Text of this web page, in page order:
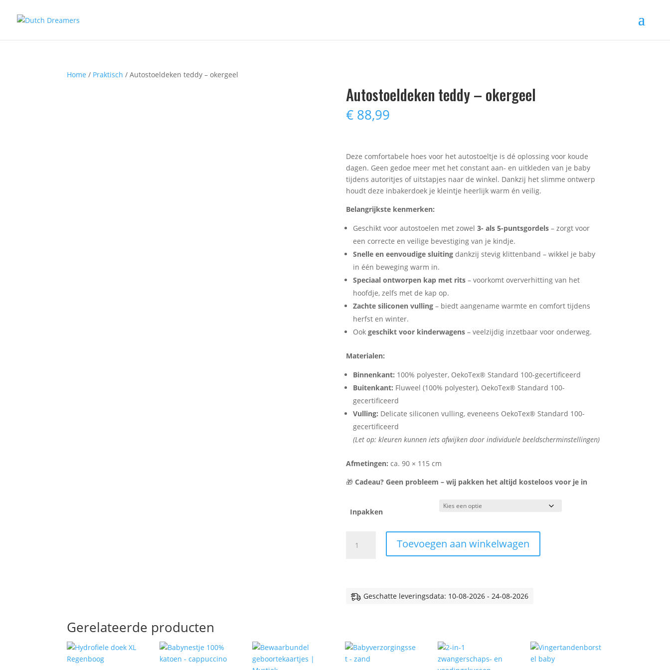
Home / Praktisch / Autostoeldeken teddy – okergeel
Autostoeldeken teddy – okergeel
€88,99
Deze comfortabele hoes voor het autostoeltje is dé oplossing voor koude
dagen. Geen gedoe meer met het constant aan- en uitkleden van je baby
tijdens autoritjes of uitstapjes naar de winkel. Dankzij het slimme ontwerp
houdt deze inbakerdoek je kleintje heerlijk warm én veilig.
Belangrijkste kenmerken:
Geschikt voor autostoelen met zowel 3- als 5-puntsgordels– zorgt voor
een correcte en veilige bevestiging van je kindje.
Snelle en eenvoudige sluitingdankzij stevig klittenband – wikkel je baby
in één beweging warm in.
Speciaal ontworpen kap met rits– voorkomt oververhitting van het
hoofdje, zelfs met de kap op.
Zachte siliconen vulling– biedt aangename warmte en comfort tijdens
herfst en winter.
Ook geschikt voor kinderwagens– veelzijdig inzetbaar voor onderweg.
Materialen:
Binnenkant: 100% polyester, OekoTex® Standard 100-gecertificeerd
Buitenkant: Fluweel (100% polyester), OekoTex® Standard 100-
gecertificeerd
Vulling: Delicate siliconen vulling, eveneens OekoTex® Standard 100-
gecertificeerd
(Let op: kleuren kunnen iets afwijken door individuele beeldscherminstellingen)
Afmetingen: ca. 90 × 115 cm
🎁 Cadeau? Geen probleem – wij pakken het altijd kosteloos voor je in
Inpakken
teddy
Toevoegen aan winkelwagen
Geschatte leveringsdata: 10-08-2026 - 24-08-2026
Gerelateerde producten